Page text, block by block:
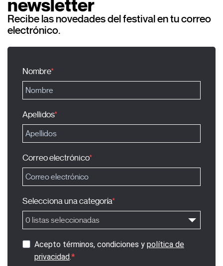
newsletter
Recibe las novedades del festival en tu correo
electrónico.
Nombre
Apellidos
Correo electrónico
Selecciona una categoría
0 listas seleccionadas
Acepto términos, condiciones y política de
privacidad.